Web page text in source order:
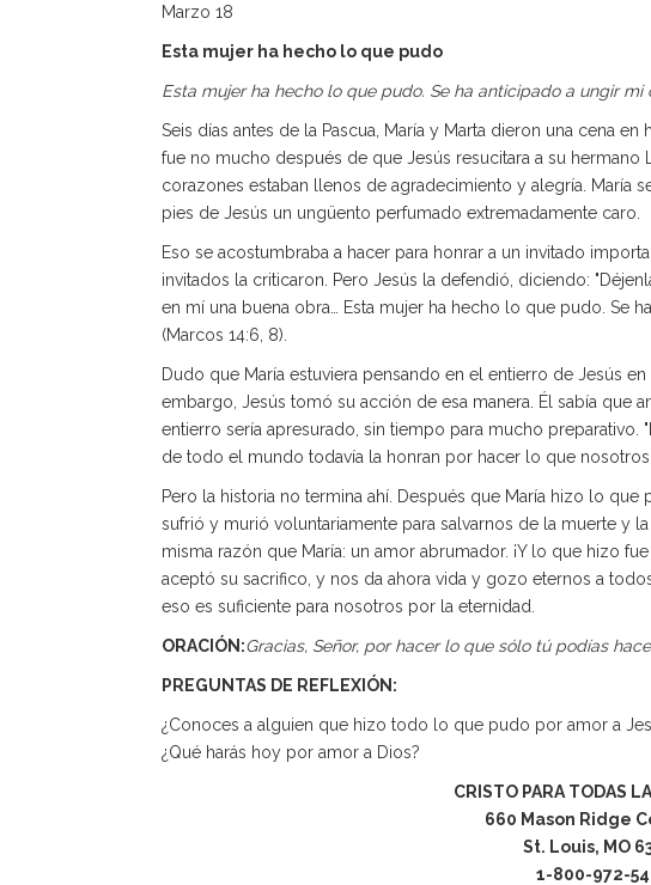
Marzo 18
Esta mujer ha hecho lo que pudo
Esta mujer ha hecho lo que pudo. Se ha anticipado a ungir
Seis días antes de la Pascua, María y Marta dieron una cena
fue no mucho después de que Jesús resucitara a su
corazones estaban llenos de agradecimiento y alegría. María
pies de Jesús un ungüento perfumado extremadamente caro.
Eso se acostumbraba a hacer para honrar a un invitado
invitados la criticaron. Pero Jesús la defendió, diciendo:
en mí una buena obra… Esta mujer ha hecho lo que pudo. Se
(Marcos 14:6, 8).
Dudo que María estuviera pensando en el entierro de Jesús
embargo, Jesús tomó su acción de esa manera. Él sabía que
entierro sería apresurado, sin tiempo para mucho preparativo.
de todo el mundo todavía la honran por hacer lo que
Pero la historia no termina ahí. Después que María hizo lo
sufrió y murió voluntariamente para salvarnos de la muerte y
misma razón que María: un amor abrumador. ¡Y lo que hizo
aceptó su sacrifico, y nos da ahora vida y gozo eternos a
eso es suficiente para nosotros por la eternidad.
ORACIÓN:Gracias, Señor, por hacer lo que sólo tú podías
PREGUNTAS DE REFLEXIÓN:
¿Conoces a alguien que hizo todo lo que pudo por amor a
¿Qué harás hoy por amor a Dios?
CRISTO PARA TODAS
660 Mason Ridge
St. Louis, MO
1-800-972-